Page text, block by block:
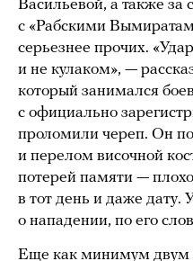
Васильевой, а также за
с «Рабскими
серьезнее прочих.
и не кулаком», —
который занимался
с официально
проломили череп. Он
и перелом височной
потерей памяти —
в тот день и даже дату.
о нападении, по его
Еще как минимум двум